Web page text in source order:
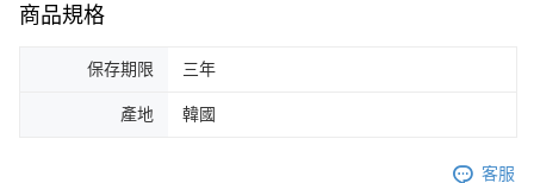
商品規格
保存期限 三年
產地 韓國
客服